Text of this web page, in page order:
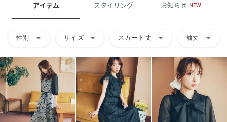
アイテム スタイリング お知らせ NEW
性別 arrow_drop_down サイズ arrow_drop_down スカート丈 arrow_drop_down 袖丈 arrow_drop_down